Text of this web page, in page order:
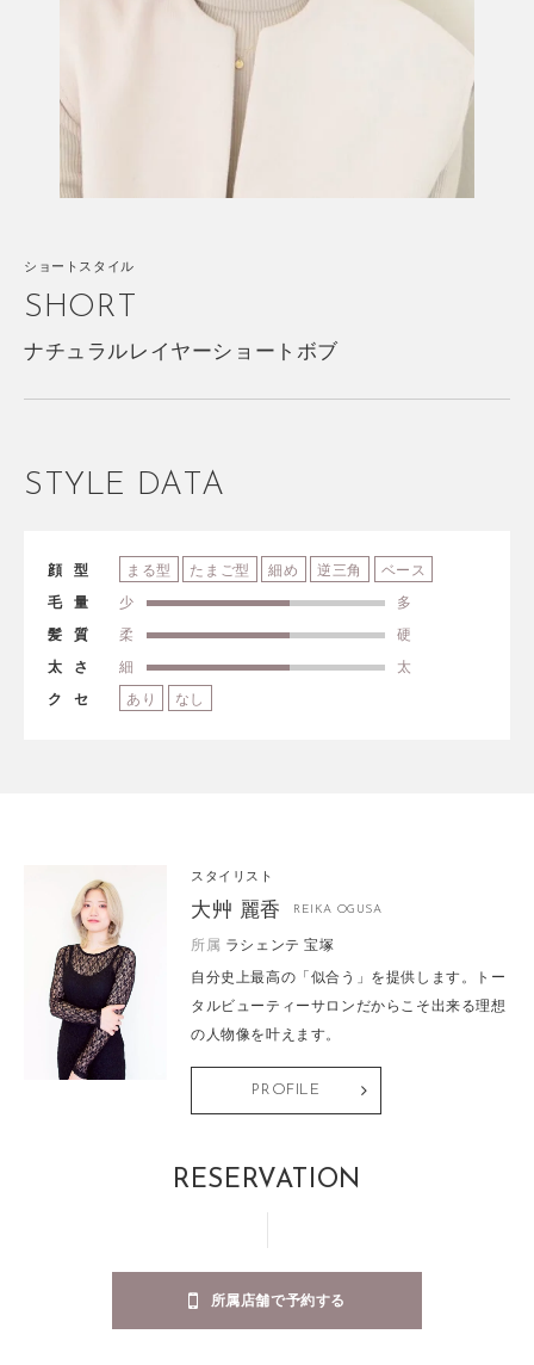
ショートスタイル
SHORT
ナチュラルレイヤーショートボブ
STYLE DATA
顔型 まる型 たまご型 細め 逆三角
ベース
毛量
少
多
髪質
柔
硬
太さ
細
太
クセ
あり なし
スタイリスト
大艸 麗香 REIKA OGUSA
所属 ラシェンテ 宝塚
自分史上最高の「似合う」を提供します。トー
タルビューティーサロンだからこそ出来る理想
の人物像を叶えます。
PROFILE
RESERVATION
所属店舗で予約する